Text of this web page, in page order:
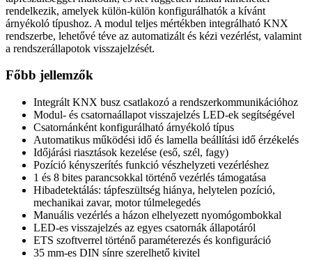
rendelkezik, amelyek külön-külön konfigurálhatók a kívánt
árnyékoló típushoz. A modul teljes mértékben integrálható KNX
rendszerbe, lehetővé téve az automatizált és kézi vezérlést, valamint
a rendszerállapotok visszajelzését.
Főbb jellemzők
Integrált KNX busz csatlakozó a rendszerkommunikációhoz
Modul- és csatornaállapot visszajelzés LED-ek segítségével
Csatornánként konfigurálható árnyékoló típus
Automatikus működési idő és lamella beállítási idő érzékelés
Időjárási riasztások kezelése (eső, szél, fagy)
Pozíció kényszerítés funkció vészhelyzeti vezérléshez
1 és 8 bites parancsokkal történő vezérlés támogatása
Hibadetektálás: tápfeszültség hiánya, helytelen pozíció,
mechanikai zavar, motor túlmelegedés
Manuális vezérlés a házon elhelyezett nyomógombokkal
LED-es visszajelzés az egyes csatornák állapotáról
ETS szoftverrel történő paraméterezés és konfiguráció
35 mm-es DIN sínre szerelhető kivitel